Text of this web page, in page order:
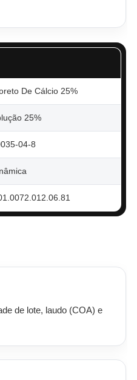
De Cálcio 25%
25%
04-8
de lote, laudo (COA) e